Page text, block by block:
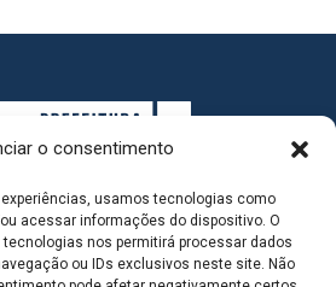
o consentimento
usamos tecnologias como
acessar informações do dispositivo. O
nos permitirá processar dados
ou IDs exclusivos neste site. Não